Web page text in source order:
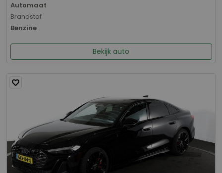
Automaat
Brandstof
Benzine
Bekijk auto